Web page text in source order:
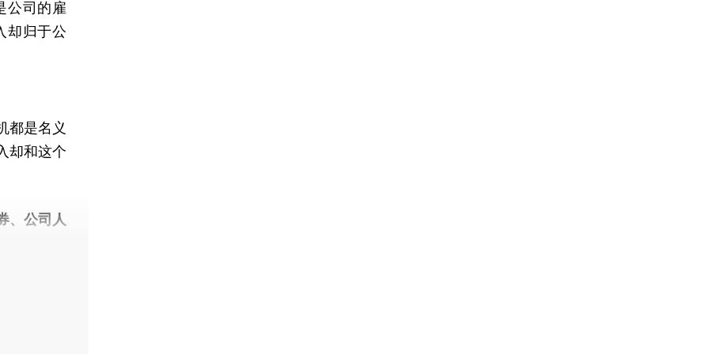
司的雇
却归于公
是名义
却和这个
、公司人